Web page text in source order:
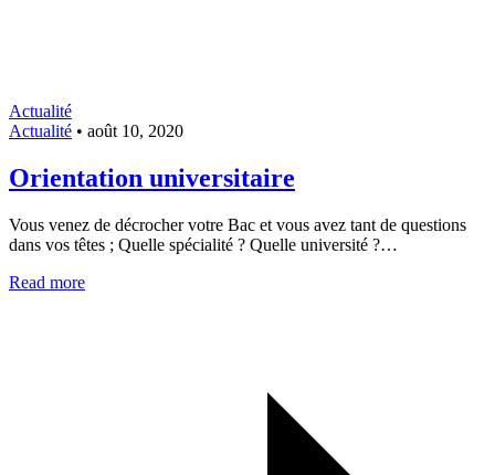
Actualité
Actualité • août 10, 2020
Orientation universitaire
Vous venez de décrocher votre Bac et vous avez tant de questions
dans vos têtes ; Quelle spécialité ? Quelle université ?…
Read more